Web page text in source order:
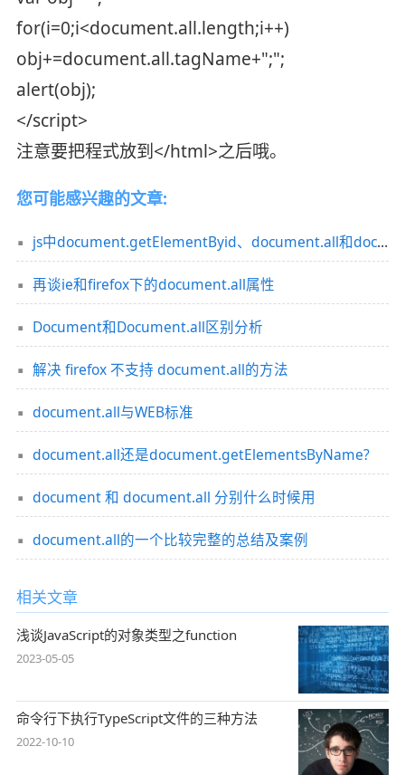
for(i=0;i<document.all.length;i++)
obj+=document.all.tagName+";";
alert(obj);
</script>
注意要把程式放到</html>之后哦。
您可能感兴趣的文章:
js中document.getElementByid、document.all和document.layers区分介绍
再谈ie和firefox下的document.all属性
Document和Document.all区别分析
解决 firefox 不支持 document.all的方法
document.all与WEB标准
document.all还是document.getElementsByName?
document 和 document.all 分别什么时候用
document.all的一个比较完整的总结及案例
相关文章
浅谈JavaScript的对象类型之function
2023-05-05
命令行下执行TypeScript文件的三种方法
2022-10-10